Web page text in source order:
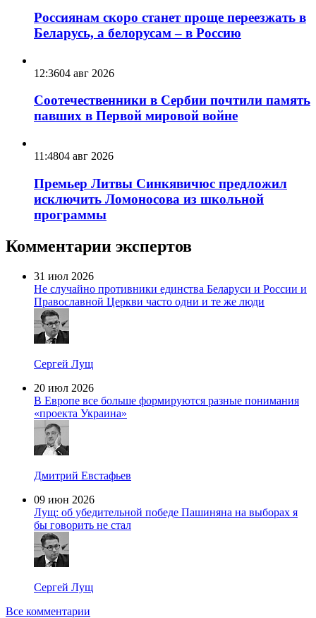
Россиянам скоро станет проще переезжать в
Беларусь, а белорусам – в Россию
12:3604 авг 2026
Соотечественники в Сербии почтили память
павших в Первой мировой войне
11:4804 авг 2026
Премьер Литвы Синкявичюс предложил
исключить Ломоносова из школьной
программы
Комментарии экспертов
31 июл 2026
Не случайно противники единства Беларуси и России и
Православной Церкви часто одни и те же люди
Сергей Лущ
20 июл 2026
В Европе все больше формируются разные понимания
«проекта Украина»
Дмитрий Евстафьев
09 июн 2026
Лущ: об убедительной победе Пашиняна на выборах я
бы говорить не стал
Сергей Лущ
Все комментарии